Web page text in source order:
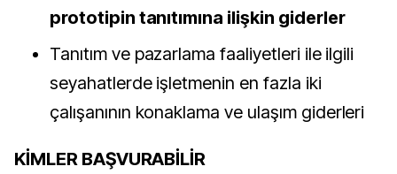
prototipin tanıtımına ilişkin giderler
Tanıtım ve pazarlama faaliyetleri ile ilgili
seyahatlerde işletmenin en fazla iki
çalışanının konaklama ve ulaşım giderleri
KİMLER BAŞVURABİLİR